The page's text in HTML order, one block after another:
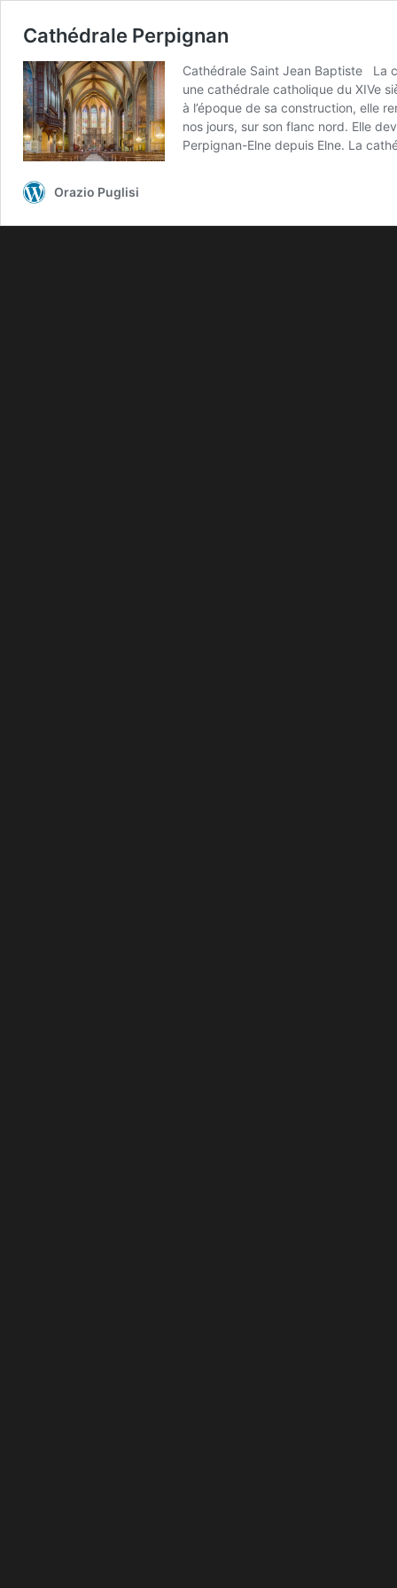
Cathédrale Perpignan
Cathédrale Saint Jean Baptiste La
une cathédrale catholique du XIVe
à l’époque de sa construction, elle
nos jours, sur son flanc nord. Elle
Perpignan-Elne depuis Elne. La
Orazio Puglisi